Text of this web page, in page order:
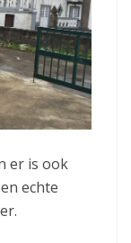
er is ook
echte